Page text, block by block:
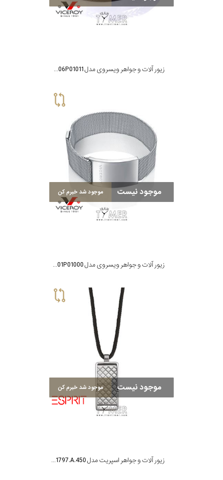
زیور آلات و جواهر ویسروی مدل 75006P01011
موجود نیست موجود شد خبرم کن
زیور آلات و جواهر ویسروی مدل 75001P01000
موجود نیست موجود شد خبرم کن
زیور آلات و جواهر اسپریت مدل ESNL-11797.A.450